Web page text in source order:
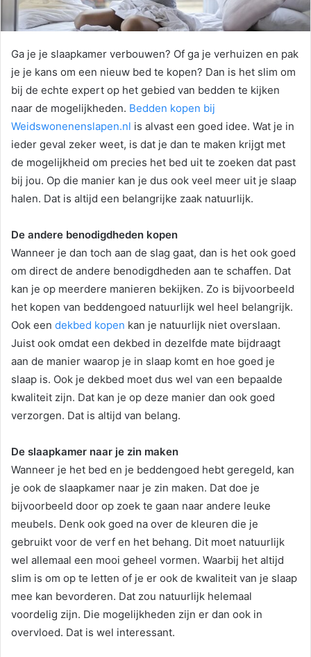
Ga je je slaapkamer verbouwen? Of ga je verhuizen en pak
je je kans om een nieuw bed te kopen? Dan is het slim om
bij de echte expert op het gebied van bedden te kijken
naar de mogelijkheden. Bedden kopen bij
Weidswonenenslapen.nl is alvast een goed idee. Wat je in
ieder geval zeker weet, is dat je dan te maken krijgt met
de mogelijkheid om precies het bed uit te zoeken dat past
bij jou. Op die manier kan je dus ook veel meer uit je slaap
halen. Dat is altijd een belangrijke zaak natuurlijk.
De andere benodigdheden kopen
Wanneer je dan toch aan de slag gaat, dan is het ook goed
om direct de andere benodigdheden aan te schaffen. Dat
kan je op meerdere manieren bekijken. Zo is bijvoorbeeld
het kopen van beddengoed natuurlijk wel heel belangrijk.
Ook een dekbed kopen kan je natuurlijk niet overslaan.
Juist ook omdat een dekbed in dezelfde mate bijdraagt
aan de manier waarop je in slaap komt en hoe goed je
slaap is. Ook je dekbed moet dus wel van een bepaalde
kwaliteit zijn. Dat kan je op deze manier dan ook goed
verzorgen. Dat is altijd van belang.
De slaapkamer naar je zin maken
Wanneer je het bed en je beddengoed hebt geregeld, kan
je ook de slaapkamer naar je zin maken. Dat doe je
bijvoorbeeld door op zoek te gaan naar andere leuke
meubels. Denk ook goed na over de kleuren die je
gebruikt voor de verf en het behang. Dit moet natuurlijk
wel allemaal een mooi geheel vormen. Waarbij het altijd
slim is om op te letten of je er ook de kwaliteit van je slaap
mee kan bevorderen. Dat zou natuurlijk helemaal
voordelig zijn. Die mogelijkheden zijn er dan ook in
overvloed. Dat is wel interessant.